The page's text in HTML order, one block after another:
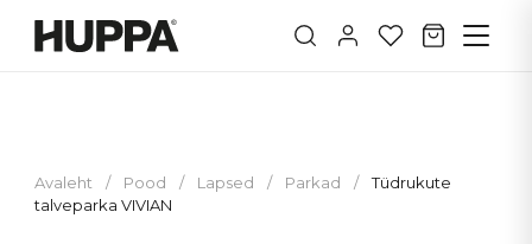
Avaleht / Pood / Lapsed / Parkad /
Tüdrukute
talveparka VIVIAN